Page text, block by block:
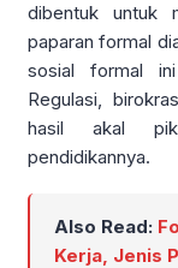
dibentuk untuk
paparan formal
sosial formal
Regulasi,
hasil akal
pendidikannya.
Also Read:
Kerja, Jenis